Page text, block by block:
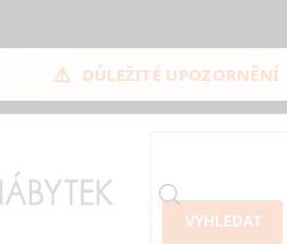
⚠️ DŮLEŽITÉ UPOZORNĚNÍ